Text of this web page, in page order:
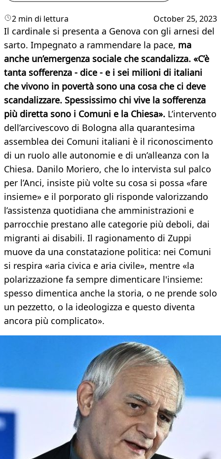
2 min di lettura October 25, 2023
Il cardinale si presenta a Genova con gli arnesi del
sarto. Impegnato a rammendare la pace, ma
anche un’emergenza sociale che scandalizza. «C’è
tanta sofferenza - dice - e i sei milioni di italiani
che vivono in povertà sono una cosa che ci deve
scandalizzare. Spessissimo chi vive la sofferenza
più diretta sono i Comuni e la Chiesa». L’intervento
dell’arcivescovo di Bologna alla quarantesima
assemblea dei Comuni italiani è il riconoscimento
di un ruolo alle autonomie e di un’alleanza con la
Chiesa. Danilo Moriero, che lo intervista sul palco
per l’Anci, insiste più volte su cosa si possa «fare
insieme» e il porporato gli risponde valorizzando
l’assistenza quotidiana che amministrazioni e
parrocchie prestano alle categorie più deboli, dai
migranti ai disabili. Il ragionamento di Zuppi
muove da una constatazione politica: nei Comuni
si respira «aria civica e aria civile», mentre «la
polarizzazione fa sempre dimenticare l'insieme:
spesso dimentica anche la storia, o ne prende solo
un pezzetto, o la ideologizza e questo diventa
ancora più complicato».